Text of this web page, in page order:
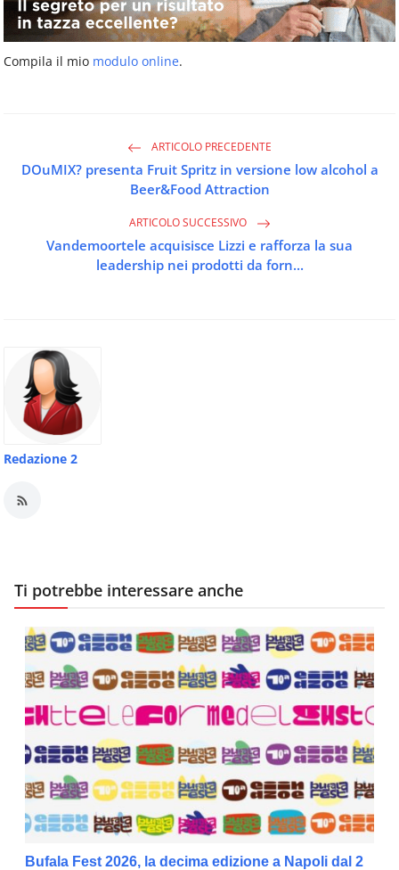
Compila il mio modulo online.
ARTICOLO PRECEDENTE
DOuMIX? presenta Fruit Spritz in versione low alcohol a
Beer&Food Attraction
ARTICOLO SUCCESSIVO
Vandemoortele acquisisce Lizzi e rafforza la sua
leadership nei prodotti da forn...
Redazione 2
Ti potrebbe interessare anche
Bufala Fest 2026, la decima edizione a Napoli dal 2